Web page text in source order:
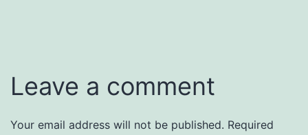
Leave a comment
Your email address will not be published. Required